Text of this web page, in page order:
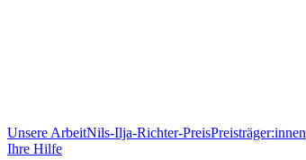
Unsere ArbeitNils-Ilja-Richter-PreisPreisträger:innen
Ihre Hilfe